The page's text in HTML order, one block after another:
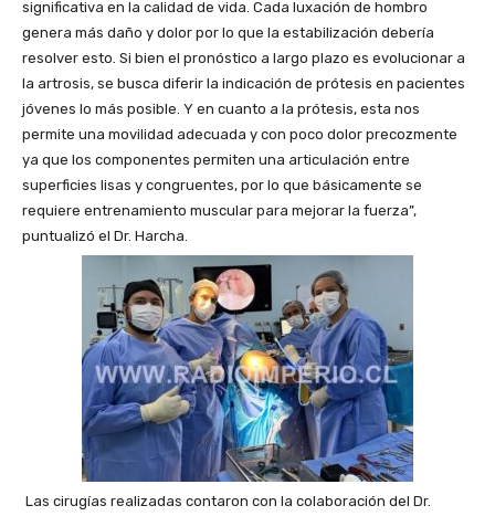
significativa en la calidad de vida. Cada luxación de hombro
genera más daño y dolor por lo que la estabilización debería
resolver esto. Si bien el pronóstico a largo plazo es evolucionar a
la artrosis, se busca diferir la indicación de prótesis en pacientes
jóvenes lo más posible. Y en cuanto a la prótesis, esta nos
permite una movilidad adecuada y con poco dolor precozmente
ya que los componentes permiten una articulación entre
superficies lisas y congruentes, por lo que básicamente se
requiere entrenamiento muscular para mejorar la fuerza”,
puntualizó el Dr. Harcha.
Las cirugías realizadas contaron con la colaboración del Dr.